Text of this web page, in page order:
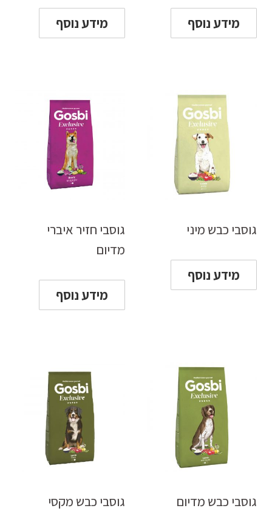
מידע נוסף מידע נוסף
גוסבי כבש מיני
מידע נוסף
גוסבי חזיר איברי
מדיום
מידע נוסף
גוסבי כבש מדיום גוסבי כבש מקסי